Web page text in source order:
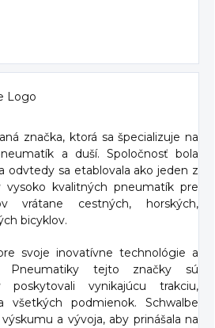
značka, ktorá sa špecializuje na
a duší. Spoločnosť bola
odvtedy sa etablovala ako jeden z
vysoko kvalitných pneumatík pre
vrátane cestných, horských,
bicyklov.
svoje inovatívne technológie a
Pneumatiky tejto značky sú
vynikajúcu trakciu,
podmienok. Schwalbe
a vývoja, aby prinášala na